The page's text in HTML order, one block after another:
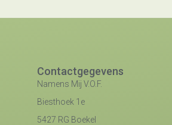
Contactgegevens
Namens Mij V.O.F.
Biesthoek 1e
5427 RG Boekel